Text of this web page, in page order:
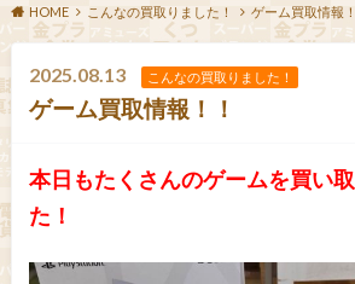
HOME こんなの買取りました！ ゲーム買取情報！
2025.08.13 こんなの買取りました！
ゲーム買取情報！！
本日もたくさんのゲームを買い
た！